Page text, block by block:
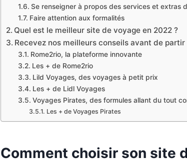
Se renseigner à propos des services et extras
Faire attention aux formalités
Quel est le meilleur site de voyage en 2022 ?
Recevez nos meilleurs conseils avant de partir
Rome2rio, la plateforme innovante
Les + de Rome2rio
Lild Voyages, des voyages à petit prix
Les + de Lidl Voyages
Voyages Pirates, des formules allant du tout
Les + de Voyages Pirates
Comment choisir son site